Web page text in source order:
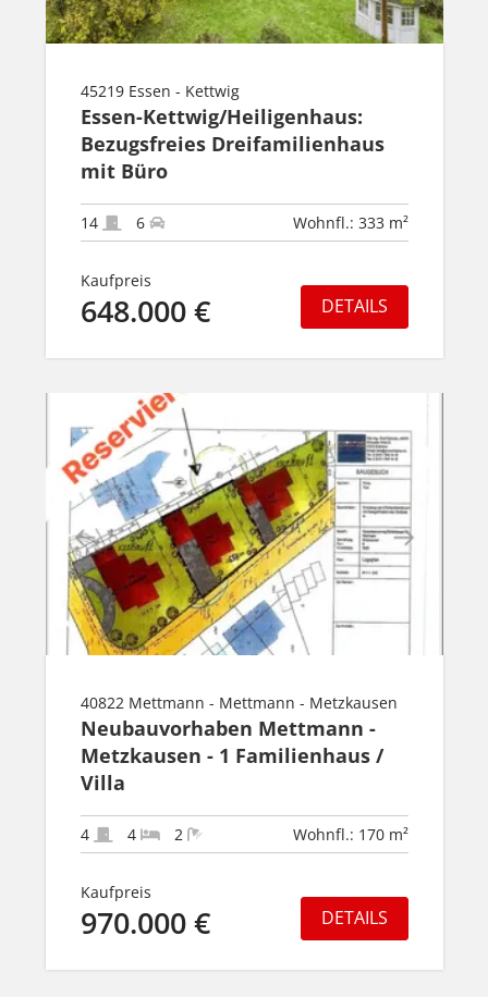
45219 Essen - Kettwig
Essen-Kettwig/Heiligenhaus:
Bezugsfreies Dreifamilienhaus
mit Büro
14 6 Wohnfl.: 333 m²
Kaufpreis
648.000 € DETAILS
40822 Mettmann - Mettmann - Metzkausen
Neubauvorhaben Mettmann -
Metzkausen - 1 Familienhaus /
Villa
4 4 2 Wohnfl.: 170 m²
Kaufpreis
970.000 € DETAILS